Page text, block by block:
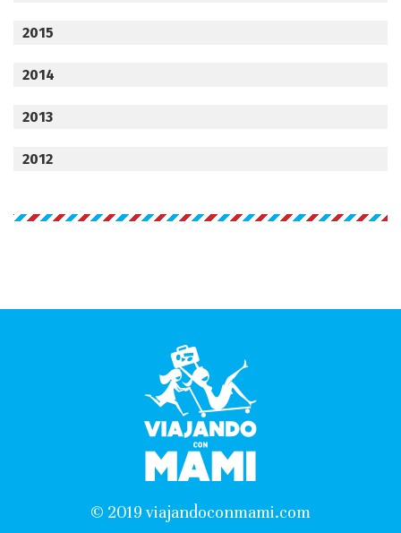
2015
2014
2013
2012
© 2019 viajandoconmami.com